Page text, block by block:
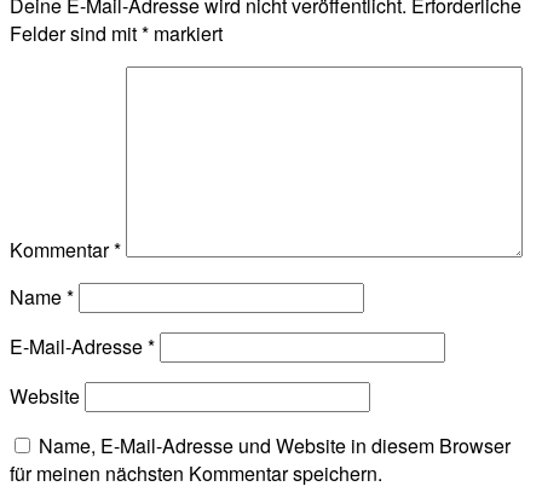
Felder sind mit* markiert
Kommentar*
Name*
E-Mail-Adresse*
Website
Name, E-Mail-Adresse und Website in diesem Browser
für meinen nächsten Kommentar speichern.